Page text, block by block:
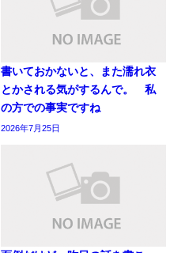
書いておかないと、また濡れ衣
とかされる気がするんで。 私
の方での事実ですね
2026年7月25日